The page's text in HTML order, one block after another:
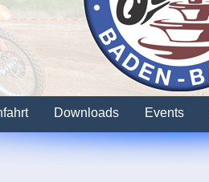
Downloads Events